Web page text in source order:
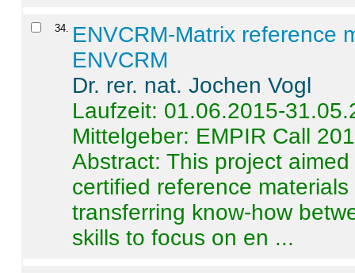
34. ENVCRM-Matrix reference
ENVCRM
Dr. rer. nat. Jochen Vogl
Laufzeit: 01.06.2015-
Mittelgeber: EMPIR Call
Abstract:This project
certified reference
transferring know-how
skills to focus on en ...